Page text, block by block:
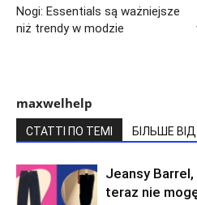
Nogi: Essentials są ważniejsze
niż trendy w modzie
maxwelhelp
СТАТТІ ПО ТЕМІ БІЛЬШЕ
Jeansy
teraz nie